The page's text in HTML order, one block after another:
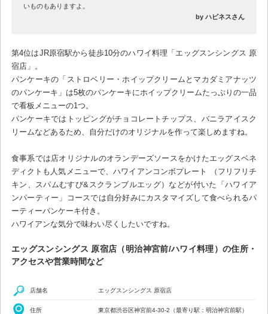
いものもありますよ。
by ハピネスさん
第4位はJR原宿駅から徒歩10分のハワイ料理「エッグスンシングス 原
宿店」。
パンケーキの「ストロベリー・ホイップクリームとマカダミアナッツ
のパンケーキ」は5枚のパンケーキにホイップクリームたっぷりの一品
で看板メニューの1つ。
パンケーキではトッピングがチョコレートチップス、バニラアイスク
リームなどあるため、自分だけのオリジナルを作って楽しめますね。
食事系では店オリジナルのオランデーズソースをかけたエッグスベネ
ディクトも人気メニューで、ハワイアンコンボプレート （フリフリチ
キン、スパムむすび&スクランブルエッグ）などが付いた「ハワイア
ンパーティー」コースでは自分好みにカスタマイズして食べられるパ
ーティーパンケーキ付き。
ハワイアンな気分で味わい尽くしたいですね。
エッグスンシングス 原宿店（明治神宮前/ハワイ料理）の住所・
アクセスや営業時間など
店舗名 エッグスンシングス 原宿店
住所 東京都渋谷区神宮前4-30-2（最寄り駅：明治神宮前駅）